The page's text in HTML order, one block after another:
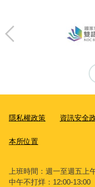
隱私權政策 資訊安全
本所位置
上班時間：週一至週五上
中午不打烊：12:00-13:00